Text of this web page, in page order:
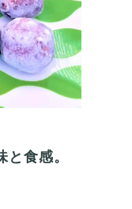
食感。